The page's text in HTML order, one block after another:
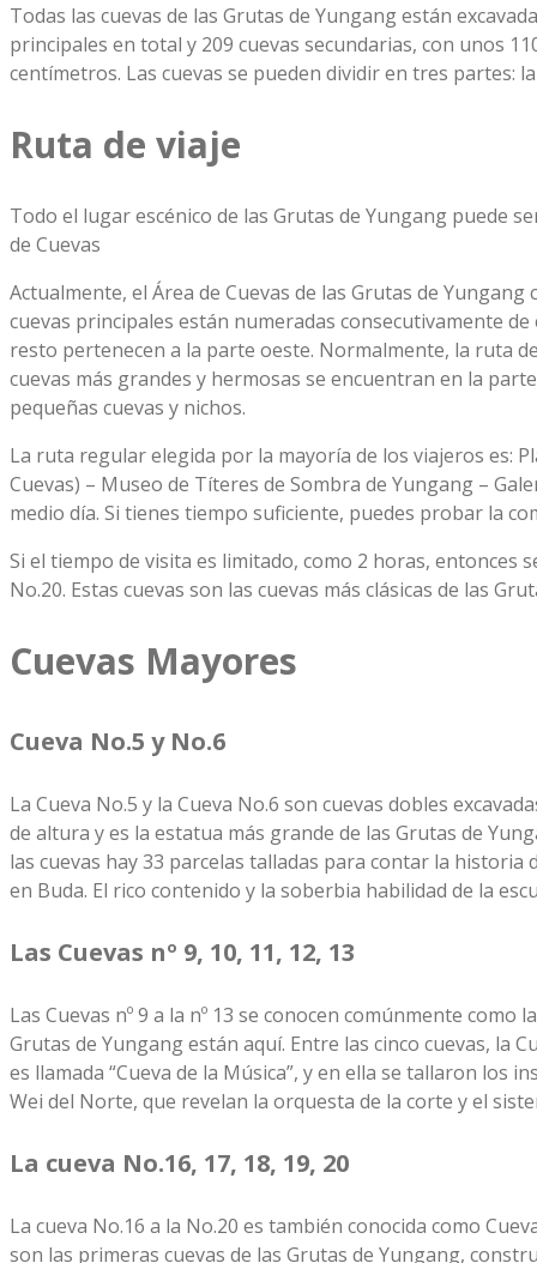
Todas las cuevas de las Grutas de Yungang están
principales en total y 209 cuevas secundarias, con unos
centímetros. Las cuevas se pueden dividir en tres partes:
Ruta de viaje
Todo el lugar escénico de las Grutas de Yungang puede
de Cuevas
Actualmente, el Área de Cuevas de las Grutas de
cuevas principales están numeradas consecutivamente
resto pertenecen a la parte oeste. Normalmente, la ruta
cuevas más grandes y hermosas se encuentran en la
pequeñas cuevas y nichos.
La ruta regular elegida por la mayoría de los viajeros es:
Cuevas) – Museo de Títeres de Sombra de Yungang –
medio día. Si tienes tiempo suficiente, puedes probar la
Si el tiempo de visita es limitado, como 2 horas, entonces
No.20. Estas cuevas son las cuevas más clásicas de las
Cuevas Mayores
Cueva No.5 y No.6
La Cueva No.5 y la Cueva No.6 son cuevas dobles
de altura y es la estatua más grande de las Grutas de
las cuevas hay 33 parcelas talladas para contar la
en Buda. El rico contenido y la soberbia habilidad de la
Las Cuevas nº 9, 10, 11, 12, 13
Las Cuevas nº 9 a la nº 13 se conocen comúnmente
Grutas de Yungang están aquí. Entre las cinco cuevas, la
es llamada “Cueva de la Música”, y en ella se tallaron los
Wei del Norte, que revelan la orquesta de la corte y el
La cueva No.16, 17, 18, 19, 20
La cueva No.16 a la No.20 es también conocida como
son las primeras cuevas de las Grutas de Yungang,